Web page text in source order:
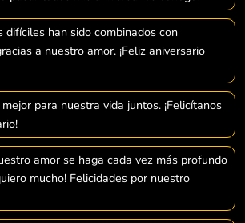
difíciles han sido combinados con
a nuestro amor. ¡Feliz aniversario
para nuestra vida juntos. ¡Felicítanos
amor se haga cada vez más profundo
mucho! Felicidades por nuestro